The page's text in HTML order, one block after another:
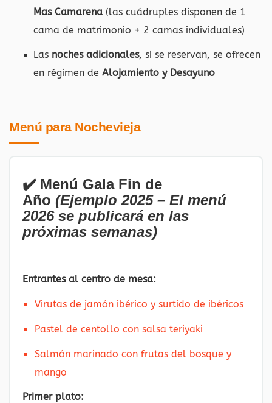
Mas Camarena (las cuádruples disponen de 1
cama de matrimonio + 2 camas individuales)
Las noches adicionales, si se reservan, se ofrecen
en régimen de Alojamiento y Desayuno
Menú para Nochevieja
✔️ Menú Gala Fin de
Año (Ejemplo 2025 – El menú
2026 se publicará en las
próximas semanas)
Entrantes al centro de mesa:
Virutas de jamón ibérico y surtido de ibéricos
Pastel de centollo con salsa teriyaki
Salmón marinado con frutas del bosque y
mango
Primer plato: